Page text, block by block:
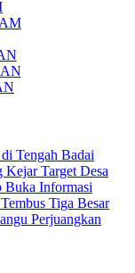
Tengah Badai
Kejar Target Desa
Buka Informasi
Tiga Besar
Perjuangkan